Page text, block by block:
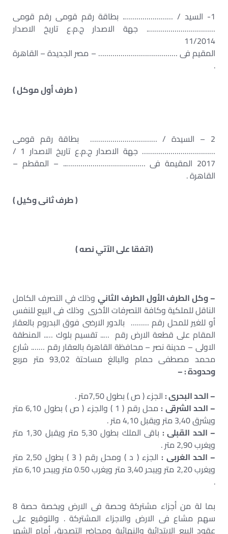
1- السيد / ……………………. بطاقة رقم قومى رقم قومى
……………………………. جهة الاصدار ج.م.ع تاريخ الاصدار
11/2014
المقيم فى ………………………………… – مصر الجديدة – القاهرة
.
( طرف أول موكل )
2 – السيدة / …………………………… بطاقة رقم قومى
……………………………… جهة الاصدار ج.م.ع تاريخ الاصدار 1 /
2017 المقيمة فى ………………………………….. – المقطم –
القاهرة .
( طرف ثانى وكيل )
(اتفقا على الآتي نصه )
– وكل الطرف الأول الطرف الثانيوذلك في التصرف الكامل
الناقل للملكية وكافة التصرفات الأخرى وذلك فى البيع للنفس
أو للغير للمحل رقم ……… بالدور الارضى فوق البدروم بالعقار
المقام على قطعة الارض رقم ….. تقسيم بلوك ….. المنطقة
الاولى – مدينة نصر – محافظة القاهرة بالعقار رقم ……. شارع
محمد مصطفى حمام والبالغ مساحتة 93,02 متر مربع
وحدودة : –
– الحد البحرى :الجزء ( ص ) بطول 7,50متر .
– الحد الشرقى :
محل رقم ( 1 ) والجزء ( ص ) بطول 6,10 متر
ويشرق 3,40 متر ويقبل 4,10 متر .
– الحد القبلى :
باقى الملك بطول 5,30 متر ويقبل 1,30 متر
ويغرب 2,90 متر .
– الحد الغربى :
الجزء ( د ) ومحل رقم ( 3 ) بطول 2,50 متر
ويغرب 2,20 متر ويبحر 3,40 متر ويغرب 0.50 متر ويبحر 6,10 متر
.
بما لة من أجزاء مشتركة وحصة فى الارض ويخصة حصة 8
سهم مشاع فى الارض والاجزاء المشتركة . والتوقيع على
عقود البيع الابتدائية والنهائية ومحاضر التصديق أمام الشهر